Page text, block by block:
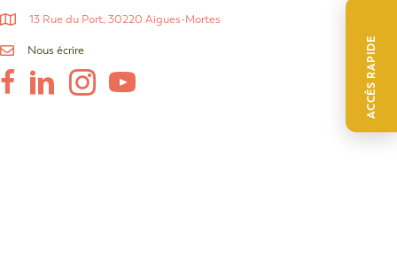
ACCÈS RAPIDE
13 Rue du Port, 30220 Aigues-Mortes
Nous écrire